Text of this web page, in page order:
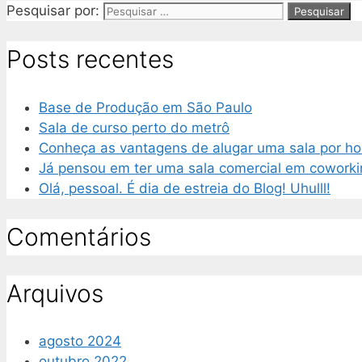
Pesquisar por:
Posts recentes
Base de Produção em São Paulo
Sala de curso perto do metrô
Conheça as vantagens de alugar uma sala por
Já pensou em ter uma sala comercial em
Olá, pessoal. É dia de estreia do Blog! Uhulll!
Comentários
Arquivos
agosto 2024